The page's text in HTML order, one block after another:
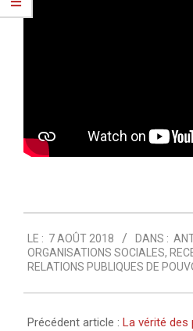
08-
07
LE : 7 AOÛT 2018 DANS :
ORGANISATIONS SOCIALES,
RELATIONS PUBLIQUES DE
Précédent article : La vérité des